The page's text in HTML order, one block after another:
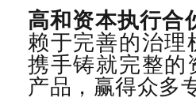
高和资本执行合
赖于完善的治
携手铸就完整
产品，赢得众多